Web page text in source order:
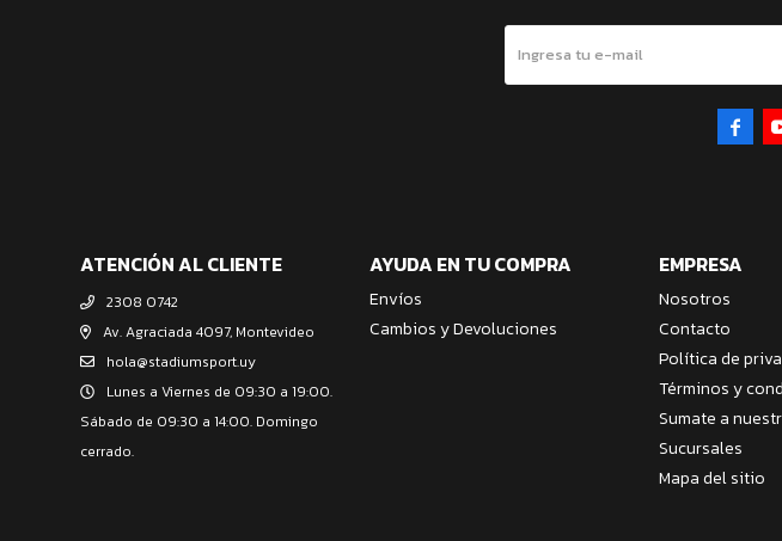
ATENCIÓN AL CLIENTE
2308 0742
Av. Agraciada 4097, Montevideo
hola@stadiumsport.uy
Lunes a Viernes de 09:30 a 19:00.
Sábado de 09:30 a 14:00. Domingo
cerrado.
AYUDA EN TU COMPRA
Envíos
Cambios y Devoluciones
EMPRESA
Nosotros
Contacto
Política de
Términos y
Sumate a
Sucursales
Mapa del sitio
